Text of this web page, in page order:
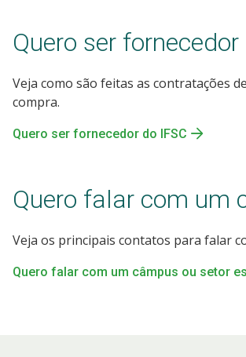
Quero ser fornecedor
Veja como são feitas as contratações
compra.
Quero ser fornecedor do IFSC
Quero falar com um
Veja os principais contatos para falar
Quero falar com um câmpus ou setor